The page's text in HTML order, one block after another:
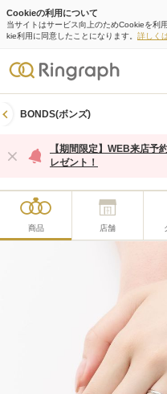
Cookieの利用について
当サイトはサービス向上のためCookieを利
kie利用に同意したことになります。 詳しく
BONDS(ボンズ)
【期間限定】WEB来店
レゼント！
商品 店舗